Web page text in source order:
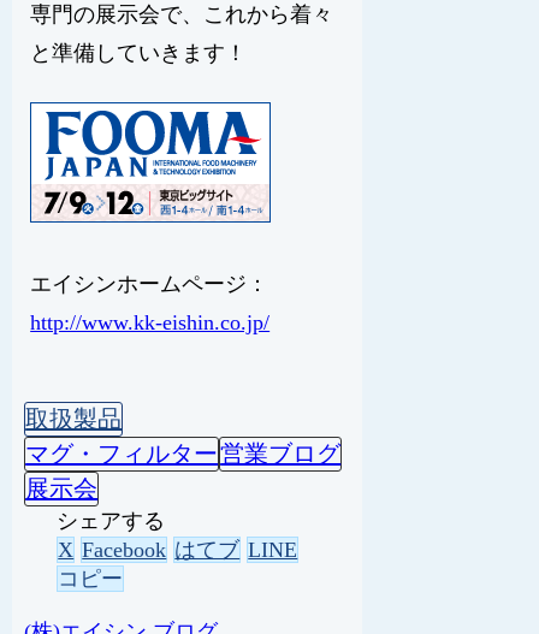
専門の展示会で、これから着々
と準備していきます！
エイシンホームページ：
http://www.kk-eishin.co.jp/
取扱製品
マグ・フィルター営業ブログ
展示会
シェアする
X Facebook はてブ LINE
コピー